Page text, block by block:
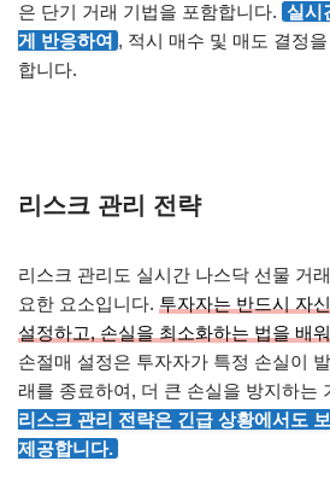
은 단기 거래 기법을 포함합니다. 실시
게 반응하여 , 적시 매수 및 매도 결정
합니다.
리스크 관리 전략
리스크 관리도 실시간 나스닥 선물 거
요한 요소입니다. 투자자는 반드시 자
설정하고, 손실을 최소화하는 법을 배
손절매 설정은 투자자가 특정 손실이
래를 종료하여, 더 큰 손실을 방지하는
리스크 관리 전략은 긴급 상황에서도
제공합니다.